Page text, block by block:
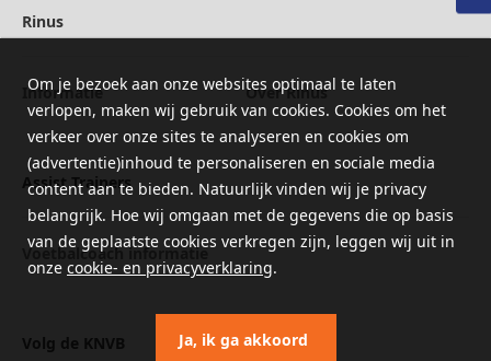
Rinus
Informatie Over Rinus
Assist Trainers
Voetbalcoach informatie
Volg de KNVB
Om je bezoek aan onze websites optimaal te laten
verlopen, maken wij gebruik van cookies. Cookies om het
verkeer over onze sites te analyseren en cookies om
(advertentie)inhoud te personaliseren en sociale media
content aan te bieden. Natuurlijk vinden wij je privacy
belangrijk. Hoe wij omgaan met de gegevens die op basis
van de geplaatste cookies verkregen zijn, leggen wij uit in
onze cookie- en privacyverklaring.
Ja, ik ga akkoord